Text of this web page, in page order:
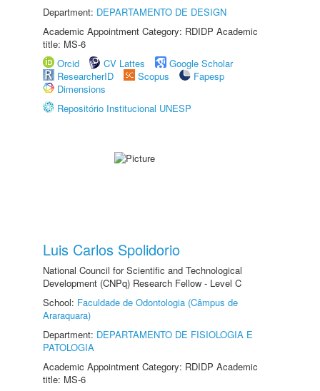
Department: DEPARTAMENTO DE DESIGN
Academic Appointment Category: RDIDP Academic
title: MS-6
Orcid
CV Lattes
Google Scholar
ResearcherID
Scopus
Fapesp
Dimensions
Repositório Institucional UNESP
Luis Carlos Spolidorio
National Council for Scientific and Technological
Development (CNPq) Research Fellow - Level C
School: Faculdade de Odontologia (Câmpus de
Araraquara)
Department: DEPARTAMENTO DE FISIOLOGIA E
PATOLOGIA
Academic Appointment Category: RDIDP Academic
title: MS-6